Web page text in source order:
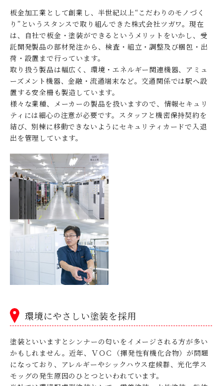
板金加工業として創業し、半世紀以上“こだわりのモノづく
り”というスタンスで取り組んできた株式会社ツガワ。現在
は、自社で板金・塗装ができるというメリットをいかし、受
託開発製品の部材発注から、検査・組立・調整及び梱包・出
荷・設置まで行っています。
取り扱う製品は幅広く、環境・エネルギー関連機器、アミュ
ーズメント機器、金融・流通端末など。交通関係では駅へ設
置する安全柵も製造しています。
様々な業種、メーカーの製品を扱いますので、情報セキュリ
ティには細心の注意が必要です。スタッフと機密保持契約を
結び、別棟に移動できないようにセキュリティカードで入退
出を管理しています。
環境にやさしい塗装を採用
塗装といいますとシンナーの匂いをイメージされる方が多い
かもしれません。近年、ＶＯＣ（揮発性有機化合物）が問題
になっており、アレルギーやシックハウス症候群、光化学ス
モッグの発生原因のひとつといわれています。